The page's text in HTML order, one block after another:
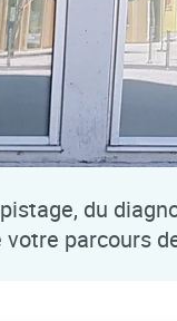
du
parcours